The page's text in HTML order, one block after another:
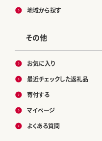
地域から探す
その他
お気に入り
最近チェックした返礼品
寄付する
マイページ
よくある質問